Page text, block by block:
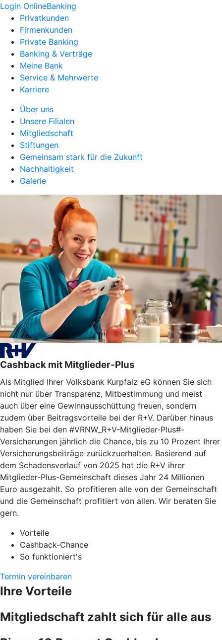
Login OnlineBanking
Privatkunden
Firmenkunden
Private Banking
Banking & Verträge
Meine Bank
Service & Mehrwerte
Karriere
Über uns
Unsere Filialen
Mitgliedschaft
Stiftungen
Gemeinsam stark für die Zukunft
Nachhaltigkeit
Galerie
Cashback mit Mitglieder-Plus
Als Mitglied Ihrer Volksbank Kurpfalz eG können Sie sich
nicht nur über Transparenz, Mitbestimmung und meist
auch über eine Gewinnausschüttung freuen, sondern
zudem über Beitragsvorteile bei der R+V. Darüber hinaus
haben Sie bei den #VRNW_R+V-Mitglieder-Plus#-
Versicherungen jährlich die Chance, bis zu 10 Prozent Ihrer
Versicherungsbeiträge zurückzuerhalten. Basierend auf
dem Schadensverlauf von 2025 hat die R+V ihrer
Mitglieder-Plus-Gemeinschaft dieses Jahr 24 Millionen
Euro ausgezahlt. So profitieren alle von der Gemeinschaft
und die Gemeinschaft profitiert von allen. Wir beraten Sie
gern.
Vorteile
Cashback-Chance
So funktioniert's
Termin vereinbaren
Ihre Vorteile
Mitgliedschaft zahlt sich für alle aus